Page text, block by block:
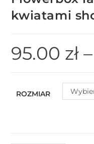
kwiatami
95.00 zł –
ROZMIAR